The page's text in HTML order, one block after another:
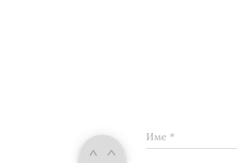
Име *